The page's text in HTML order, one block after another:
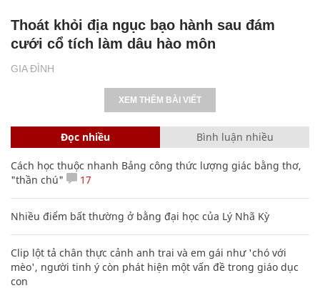
GIA ĐÌNH
Thoát khỏi địa ngục bạo hành sau đám
cưới cổ tích làm dâu hào môn
XEM THÊM BÀI VIẾT
Đọc nhiều Bình luận nhiều
Cách học thuộc nhanh Bảng công thức lượng giác bằng thơ,
"thần chú"
17
Nhiều điểm bất thường ở bằng đại học của Lý Nhã Kỳ
Clip lột tả chân thực cảnh anh trai và em gái như 'chó với
mèo', người tinh ý còn phát hiện một vấn đề trong giáo dục
con